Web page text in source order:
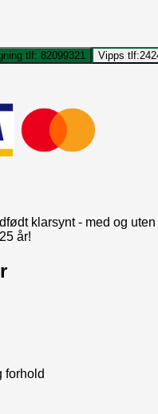
tlf: 82099321 Vipps tlf:
klarsynt - med og
år!
forhold